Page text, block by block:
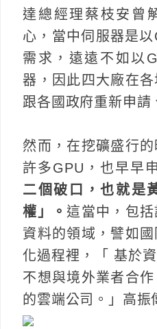
達總經理蔡枝安曾
心，當中伺服器是
需求，遠遠不如以
器，因此四大廠在
跟各國政府重新申請
然而，在挖礦盛行
許多GPU，也早早
二個破口，也就是
權」。這當中，包
資料的領域，譬如
化過程裡，「 基於
不想與境外業者合
的雲端公司。」高振